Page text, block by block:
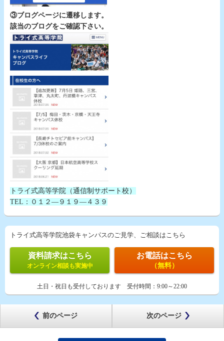
③ブログページに遷移します。
該当のブログをご確認下さい。
トライ式高等学院（通信制サポート校）
TEL：０１２―９１９―４３９
トライ式高等学院池袋キャンパスのご見学、ご相談はこちら
資料請求はこちら
オンライン相談も実施中
お電話はこちら
（無料）
土日・祝日も受付しております 受付時間： 9:00～22:00
前のページ 次のページ